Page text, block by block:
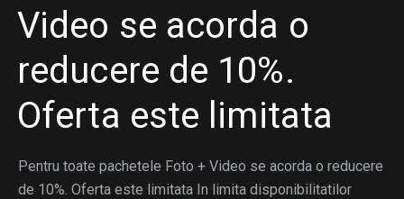
Video se acorda o
reducere de 10%.
Oferta este limitata
Pentru toate pachetele Foto + Video se acorda o reducere
de 10%. Oferta este limitata In limita disponibilitatilor